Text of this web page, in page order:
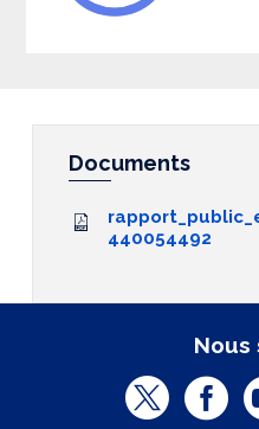
Documents
440054492
Nous
T
F